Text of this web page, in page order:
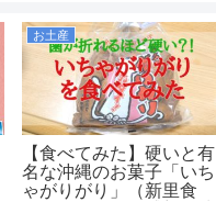
お土産
【食べてみた】硬いと有
名な沖縄のお菓子「いち
ゃがりがり」（新里食